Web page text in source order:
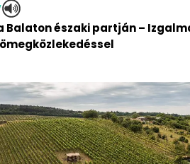
Balaton északi partján –